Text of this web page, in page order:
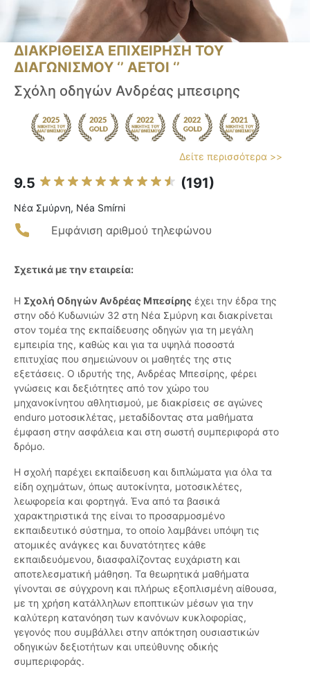
ΔΙΑΚΡΙΘΕΙΣΑ ΕΠΙΧΕΙΡΗΣΗ ΤΟΥ
ΔΙΑΓΩΝΙΣΜΟΥ ‘’ ΑΕΤΟΙ ‘’
Σχόλη οδηγών Ανδρέας μπεσιρης
Δείτε περισσότερα >>
9.5 (191)
Νέα Σμύρνη, Néa Smírni
Εμφάνιση αριθμού τηλεφώνου
Σχετικά με την εταιρεία:
Η Σχολή Οδηγών Ανδρέας Μπεσίρης έχει την έδρα της
στην οδό Κυδωνιών 32 στη Νέα Σμύρνη και διακρίνεται
στον τομέα της εκπαίδευσης οδηγών για τη μεγάλη
εμπειρία της, καθώς και για τα υψηλά ποσοστά
επιτυχίας που σημειώνουν οι μαθητές της στις
εξετάσεις. Ο ιδρυτής της, Ανδρέας Μπεσίρης, φέρει
γνώσεις και δεξιότητες από τον χώρο του
μηχανοκίνητου αθλητισμού, με διακρίσεις σε αγώνες
enduro μοτοσικλέτας, μεταδίδοντας στα μαθήματα
έμφαση στην ασφάλεια και στη σωστή συμπεριφορά στο
δρόμο.
Η σχολή παρέχει εκπαίδευση και διπλώματα για όλα τα
είδη οχημάτων, όπως αυτοκίνητα, μοτοσικλέτες,
λεωφορεία και φορτηγά. Ένα από τα βασικά
χαρακτηριστικά της είναι το προσαρμοσμένο
εκπαιδευτικό σύστημα, το οποίο λαμβάνει υπόψη τις
ατομικές ανάγκες και δυνατότητες κάθε
εκπαιδευόμενου, διασφαλίζοντας ευχάριστη και
αποτελεσματική μάθηση. Τα θεωρητικά μαθήματα
γίνονται σε σύγχρονη και πλήρως εξοπλισμένη αίθουσα,
με τη χρήση κατάλληλων εποπτικών μέσων για την
καλύτερη κατανόηση των κανόνων κυκλοφορίας,
γεγονός που συμβάλλει στην απόκτηση ουσιαστικών
οδηγικών δεξιοτήτων και υπεύθυνης οδικής
συμπεριφοράς.